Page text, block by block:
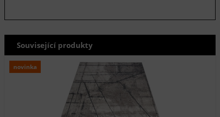
Související produkty
novinka